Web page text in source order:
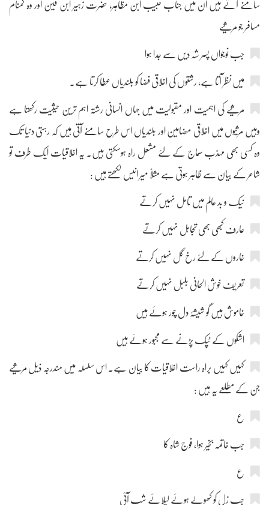
سامنے آتے ہیں ان میں جناب حبیب ابن مظاہر، حضرت زہیر ابن قین اور وہ گمنام
مسافر جو مرثیے
جب نوجواں پسر شہ دیں سے جدا ہوا
میں نظر آتا ہے، رشتوں کی اخلاقی فضا کو بلندیاں عطا کرتا ہے۔
مرثیے کی اہمیت اور مقبولیت میں جہاں انسانی رشتہ اہم ترین حیثیت رکھتا ہے
وہیں مرثیوں میں اخلاقی مضامین اور بلندیاں اس طرح سامنے آتی ہیں کہ رہتی دنیا تک
وہ کسی بھی مہذب سماج کے لئے مشعل راہ ہوسکتی ہیں۔ یہ اخلاقیات ایک طرف تو
شاعر کے بیان سے ظاہر ہوتی ہے مثلاً میر انیس لکھتے ہیں :
نیک و بد عالم میں تامل نہیں کرتے
عارف کبھی بھی تجاہل نہیں کرتے
خاروں کے لئے رخ گل نہیں کرتے
تعریف خوش الحانی بلبل نہیں کرتے
خاموش ہیں گو شیشۂ دل چور ہوئے ہیں
اشکوں کے ٹپک پڑنے سے مجبور ہوئے ہیں
کہیں کہیں براہ راست اخلاقیات کا بیان ہے۔ اس سلسلہ میں مندرجہ ذیل مرثیے
جن کے مطلعے یہ ہیں :
ع
جب خاتمہ بخیر ہوا، فوج شاہ کا
ع
جب زل کو کھولے ہوئے لیلائے شب آئی